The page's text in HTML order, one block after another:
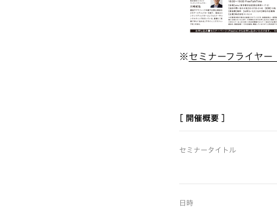
※セミナーフライヤー
[ 開催概要 ]
セミナータイトル
日時